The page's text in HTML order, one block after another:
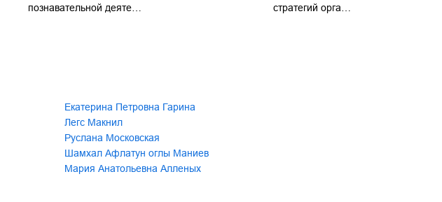
познавательной деяте…
стратегий орга…
Екатерина Петровна Гарина
Легс Макнил
Руслана Московская
Шамхал Афлатун оглы Маниев
Мария Анатольевна Алленых